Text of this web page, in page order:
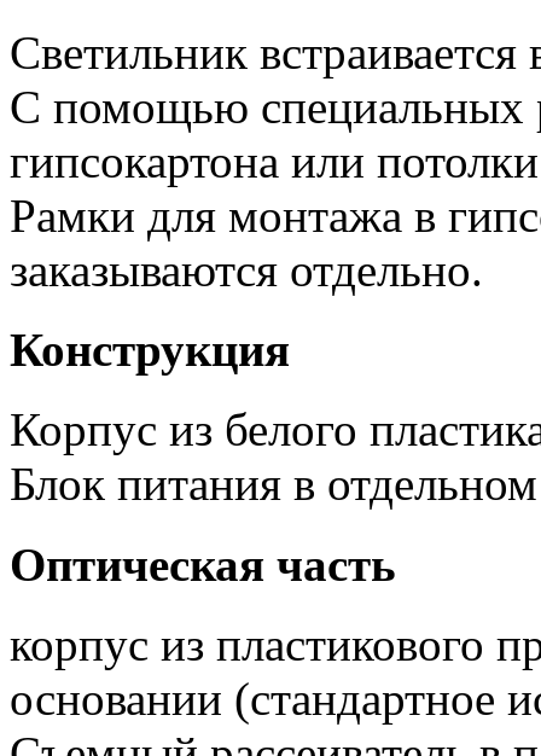
Светильник
С помощью специальных
гипсокартона или
Рамки для монтажа в
заказываются отдельно.
Конструкция
Корпус из белого
Блок питания в
Оптическая часть
корпус из пластикового
основании (стандартное